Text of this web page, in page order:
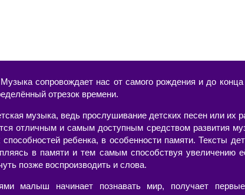
сопровождает нас от самого рождения и до
отрезок времени.
музыка, ведь прослушивание детских песен или их
отличным и самым доступным средством развития
ребенка, в особенности памяти. Тексты
в памяти и тем самым способствуя увеличению
позже воспроизводить и слова.
малыш начинает познавать мир, получает